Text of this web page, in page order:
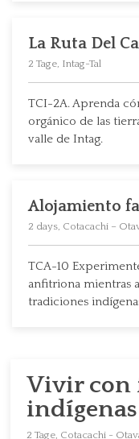
La Ruta Del
2 Tage, Intag-Tal
TCI-2A. Aprenda
orgánico de las
valle de Intag.
Alojamiento
2 days, Cotacachi –
TCA-10
anfitriona mientras
tradiciones
Vivir con
indígenas
2 Tage, Cotacachi -